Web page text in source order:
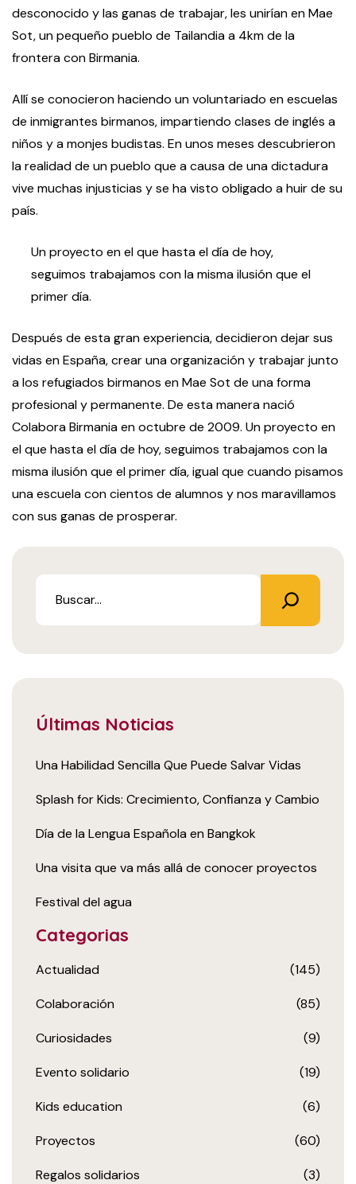
desconocido y las ganas de trabajar, les unirían en Mae
Sot, un pequeño pueblo de Tailandia a 4km de la
frontera con Birmania.
Allí se conocieron haciendo un voluntariado en escuelas
de inmigrantes birmanos, impartiendo clases de inglés a
niños y a monjes budistas. En unos meses descubrieron
la realidad de un pueblo que a causa de una dictadura
vive muchas injusticias y se ha visto obligado a huir de su
país.
Un proyecto en el que hasta el día de hoy,
seguimos trabajamos con la misma ilusión que el
primer día.
Después de esta gran experiencia, decidieron dejar sus
vidas en España, crear una organización y trabajar junto
a los refugiados birmanos en Mae Sot de una forma
profesional y permanente. De esta manera nació
Colabora Birmania en octubre de 2009. Un proyecto en
el que hasta el día de hoy, seguimos trabajamos con la
misma ilusión que el primer día, igual que cuando pisamos
una escuela con cientos de alumnos y nos maravillamos
con sus ganas de prosperar.
Últimas Noticias
Una Habilidad Sencilla Que Puede Salvar Vidas
Splash for Kids: Crecimiento, Confianza y Cambio
Día de la Lengua Española en Bangkok
Una visita que va más allá de conocer proyectos
Festival del agua
Categorias
Actualidad (145)
Colaboración (85)
Curiosidades (9)
Evento solidario (19)
Kids education (6)
Proyectos (60)
Regalos solidarios (3)